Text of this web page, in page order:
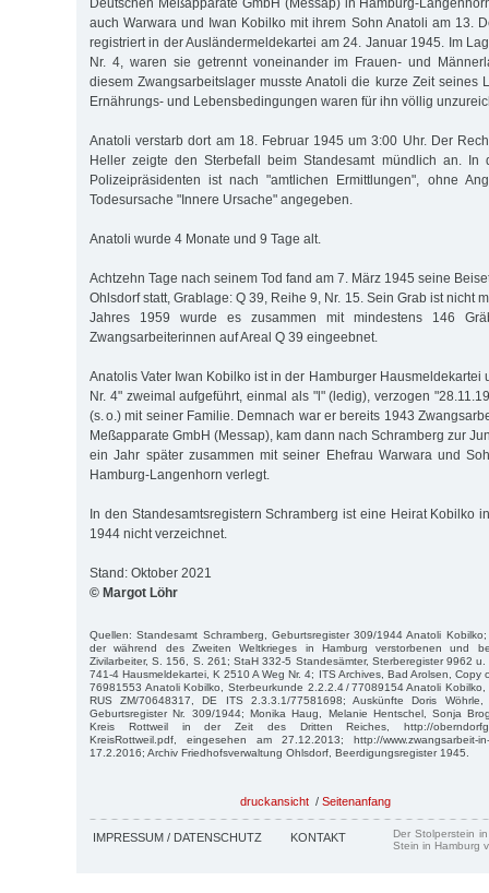
auch Warwara und Iwan Kobilko mit ihrem Sohn Anatoli am 13.
registriert in der Ausländermeldekartei am 24. Januar 1945. Im
Nr. 4, waren sie getrennt voneinander im Frauen- und
diesem Zwangsarbeitslager musste Anatoli die kurze Zeit seines
Ernährungs- und Lebensbedingungen waren für ihn völlig
Anatoli verstarb dort am 18. Februar 1945 um 3:00 Uhr. Der
Heller zeigte den Sterbefall beim Standesamt mündlich an. In
Polizeipräsidenten ist nach "amtlichen Ermittlungen", ohne
Todesursache "Innere Ursache" angegeben.
Anatoli wurde 4 Monate und 9 Tage alt.
Achtzehn Tage nach seinem Tod fand am 7. März 1945 seine
Ohlsdorf statt, Grablage: Q 39, Reihe 9, Nr. 15. Sein Grab ist nicht
Jahres 1959 wurde es zusammen mit mindestens 146
Zwangsarbeiterinnen auf Areal Q 39 eingeebnet.
Anatolis Vater Iwan Kobilko ist in der Hamburger Hausmeldekartei
Nr. 4" zweimal aufgeführt, einmal als "l" (ledig), verzogen
(s. o.) mit seiner Familie. Demnach war er bereits 1943
Meßapparate GmbH (Messap), kam dann nach Schramberg zur
ein Jahr später zusammen mit seiner Ehefrau Warwara und
Hamburg-Langenhorn verlegt.
In den Standesamtsregistern Schramberg ist eine Heirat Kobilko
1944 nicht verzeichnet.
Stand: Oktober 2021
© Margot Löhr
Quellen: Standesamt Schramberg, Geburtsregister 309/1944 Anatoli
der während des Zweiten Weltkrieges in Hamburg verstorbenen und
Zivilarbeiter, S. 156, S. 261; StaH 332-5 Standesämter, Sterberegister 9962
741-4 Hausmeldekartei, K 2510 A Weg Nr. 4; ITS Archives, Bad Arolsen, Copy
76981553 Anatoli Kobilko, Sterbeurkunde 2.2.2.4 / 77089154 Anatoli
RUS ZM/70648317, DE ITS 2.3.3.1/77581698; Auskünfte Doris Wöhrle,
Geburtsregister Nr. 309/1944; Monika Haug, Melanie Hentschel, Sonja
Kreis Rottweil in der Zeit des Dritten Reiches, http://
KreisRottweil.pdf, eingesehen am 27.12.2013; http://www.zwangsarbeit-
17.2.2016; Archiv Friedhofsverwaltung Ohlsdorf, Beerdigungsregister 1945.
druckansicht / Seitenanfang
IMPRESSUM / DATENSCHUTZ KONTAKT
Der Stolperstein
Stein in Hamburg